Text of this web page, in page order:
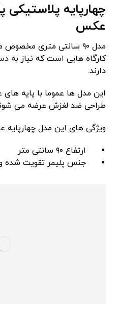
عکس
مدل ۹۰ سانتی متری
کارگاه هایی است که نیاز به
دارند.
این مدل ها عموما با پایه
طراحی ضد لغزش عرضه می
ویژگی های این مدل چهارپایه
ارتفاع ۹۰ سانتی متر
جنس پلیمر تقویت شده